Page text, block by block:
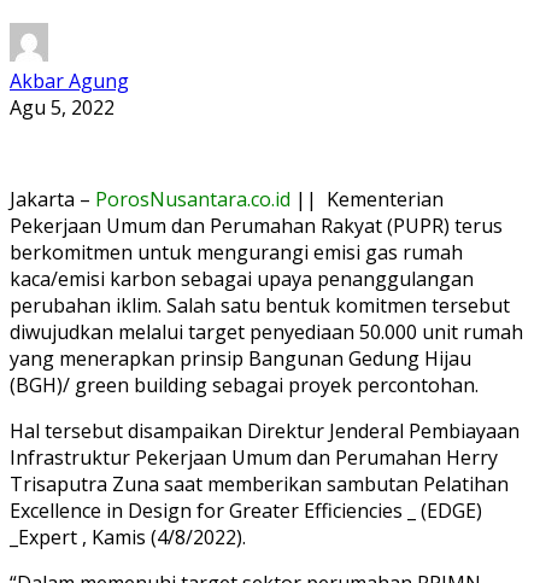
Akbar Agung
Agu 5, 2022
Jakarta – PorosNusantara.co.id || Kementerian
Pekerjaan Umum dan Perumahan Rakyat (PUPR) terus
berkomitmen untuk mengurangi emisi gas rumah
kaca/emisi karbon sebagai upaya penanggulangan
perubahan iklim. Salah satu bentuk komitmen tersebut
diwujudkan melalui target penyediaan 50.000 unit rumah
yang menerapkan prinsip Bangunan Gedung Hijau
(BGH)/ green building sebagai proyek percontohan.
Hal tersebut disampaikan Direktur Jenderal Pembiayaan
Infrastruktur Pekerjaan Umum dan Perumahan Herry
Trisaputra Zuna saat memberikan sambutan Pelatihan
Excellence in Design for Greater Efficiencies _ (EDGE)
_Expert , Kamis (4/8/2022).